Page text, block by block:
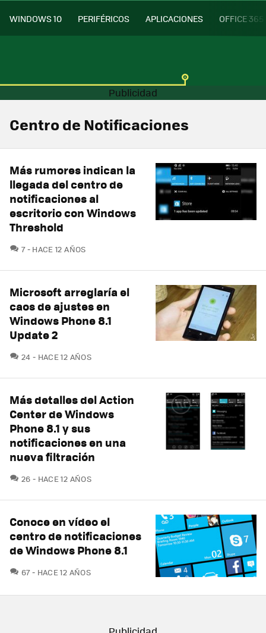
WINDOWS 10 PERIFÉRICOS APLICACIONES OFFICE 365
Centro de Notificaciones
Más rumores indican la
llegada del centro de
notificaciones al
escritorio con Windows
Threshold
7COMENTARIOS
HACE 12 AÑOS
Microsoft arreglaría el
caos de ajustes en
Windows Phone 8.1
Update 2
24 COMENTARIOS
HACE 12 AÑOS
Más detalles del Action
Center de Windows
Phone 8.1 y sus
notificaciones en una
nueva filtración
26 COMENTARIOS
HACE 12 AÑOS
Conoce en vídeo el
centro de notificaciones
de Windows Phone 8.1
67COMENTARIOS
HACE 12 AÑOS